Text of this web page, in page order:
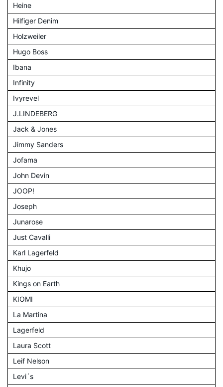
Heine
Hilfiger Denim
Holzweiler
Hugo Boss
Ibana
Infinity
Ivyrevel
J.LINDEBERG
Jack & Jones
Jimmy Sanders
Jofama
John Devin
JOOP!
Joseph
Junarose
Just Cavalli
Karl Lagerfeld
Khujo
Kings on Earth
KIOMI
La Martina
Lagerfeld
Laura Scott
Leif Nelson
Levi´s